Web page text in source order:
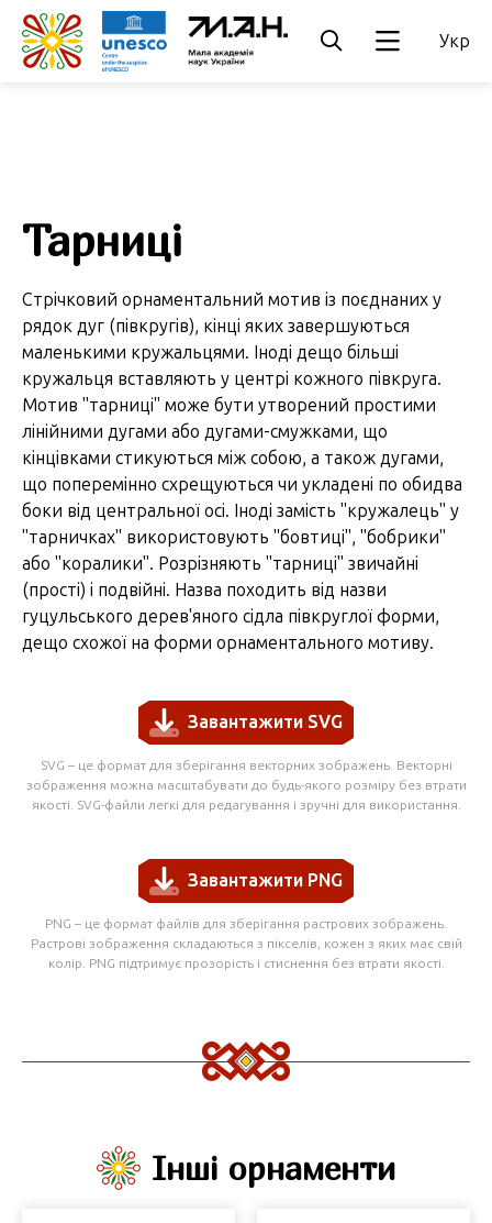
Укр
Тарниці
Стрічковий орнаментальний мотив із поєднаних у
рядок дуг (півкругів), кінці яких завершуються
маленькими кружальцями. Іноді дещо більші
кружальця вставляють у центрі кожного півкруга.
Мотив "тарниці" може бути утворений простими
лінійними дугами або дугами-смужками, що
кінцівками стикуються між собою, а також дугами,
що поперемінно схрещуються чи укладені по обидва
боки від центральної осі. Іноді замість "кружалець" у
"тарничках" використовують "бовтиці", "бобрики"
або "коралики". Розрізняють "тарниці" звичайні
(прості) і подвійні. Назва походить від назви
гуцульського дерев'яного сідла півкруглої форми,
дещо схожої на форми орнаментального мотиву.
Завантажити SVG
SVG – це формат для зберігання векторних зображень. Векторні
зображення можна масштабувати до будь-якого розміру без втрати
якості. SVG-файли легкі для редагування і зручні для використання.
Завантажити PNG
PNG – це формат файлів для зберігання растрових зображень.
Растрові зображення складаються з пікселів, кожен з яких має свій
колір. PNG підтримує прозорість і стиснення без втрати якості.
Інші орнаменти